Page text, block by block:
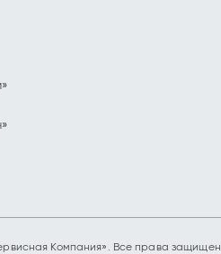
Компания». Все права